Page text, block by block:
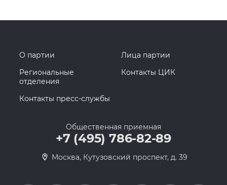
О партии
Лица партии
Региональные
отделения
Контакты ЦИК
Контакты пресс-службы
Общественная приемная
+7 (495) 786-82-89
Москва, Кутузовский проспект, д. 39